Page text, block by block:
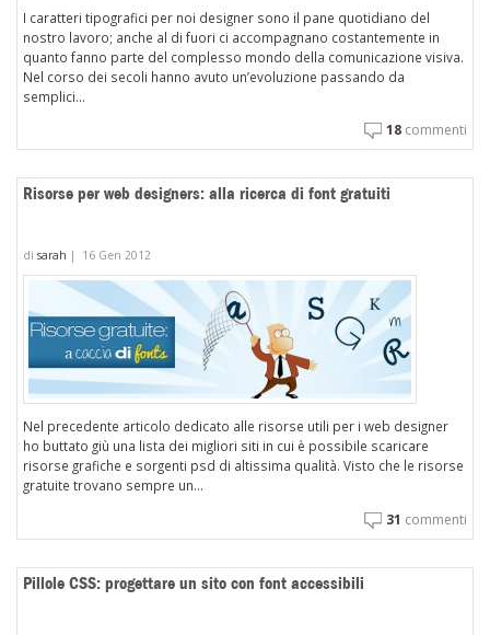
I caratteri tipografici per noi designer sono il pane quotidiano del
nostro lavoro; anche al di fuori ci accompagnano costantemente in
quanto fanno parte del complesso mondo della comunicazione visiva.
Nel corso dei secoli hanno avuto un’evoluzione passando da
semplici...
18 commenti
Risorse per web designers: alla ricerca di font gratuiti
di sarah | 16 Gen 2012
Nel precedente articolo dedicato alle risorse utili per i web designer
ho buttato giù una lista dei migliori siti in cui è possibile scaricare
risorse grafiche e sorgenti psd di altissima qualità. Visto che le risorse
gratuite trovano sempre un...
31 commenti
Pillole CSS: progettare un sito con font accessibili